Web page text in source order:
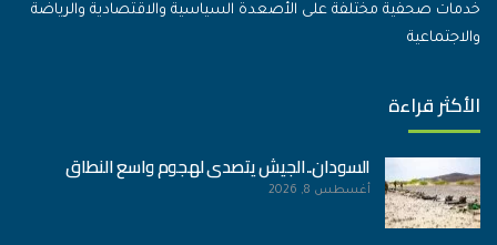
خدمات صحفية مختلفة على الأصعدة السياسية والاقتصادية والرياضة
والاجتماعية
الأكثر قراءة
السودان..الجيش يتصدى لهجوم واسع النطاق
أغسطس 8, 2026